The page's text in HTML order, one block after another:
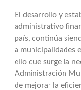
El desarrollo y
administrativo
paí­s, continúa
a municipalidades
ello que surge la
Administración
de mejorar la